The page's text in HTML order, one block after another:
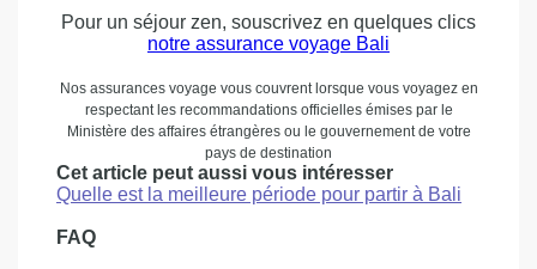
Pour un séjour zen, souscrivez en quelques clics
notre assurance voyage Bali
Nos assurances voyage vous couvrent lorsque vous voyagez en
respectant les recommandations officielles émises par le
Ministère des affaires étrangères ou le gouvernement de votre
pays de destination
Cet article peut aussi vous intéresser
Quelle est la meilleure période pour partir à Bali
FAQ